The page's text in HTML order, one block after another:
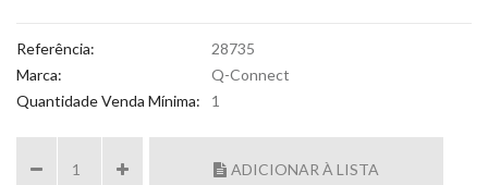
Referência:
28735
Marca:
Q-Connect
Quantidade Venda Mínima:
1
ADICIONAR À LISTA